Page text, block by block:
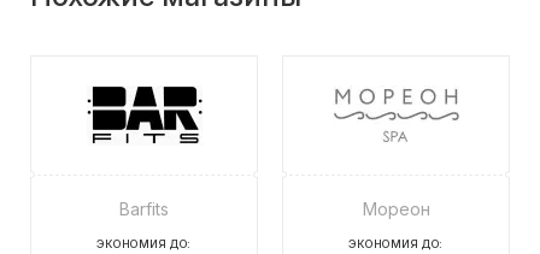
Barfits
ЭКОНОМИЯ ДО:
Мореон
ЭКОНОМИЯ ДО: